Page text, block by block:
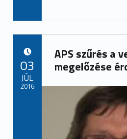
APS szűrés a
megelőzése
03
JÚL
2016